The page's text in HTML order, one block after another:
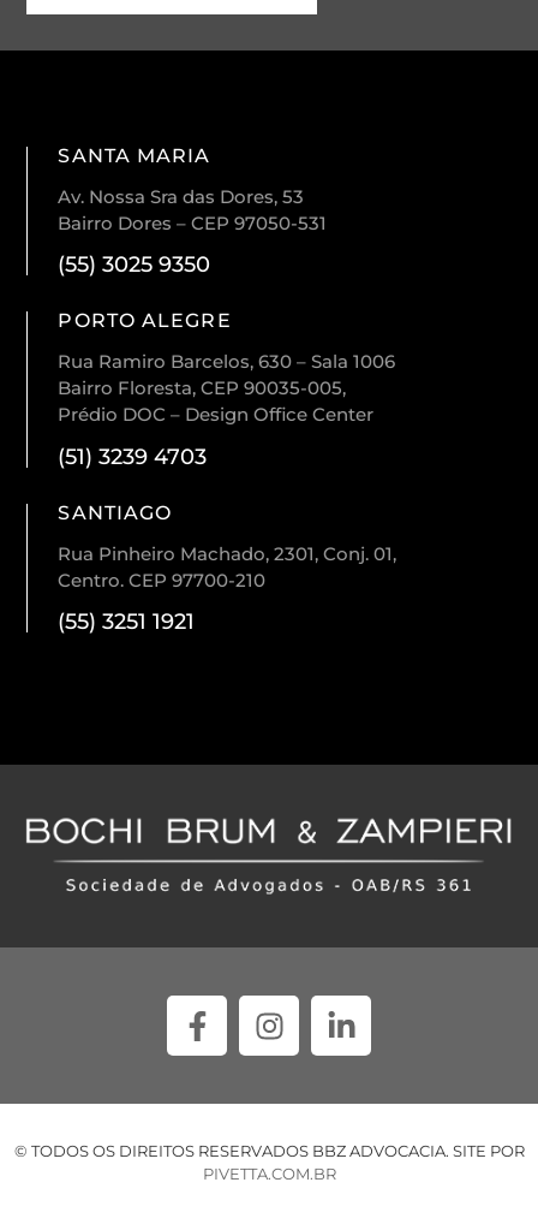
SANTA MARIA
Av. Nossa Sra das Dores, 53
Bairro Dores – CEP 97050-531
(55) 3025 9350
PORTO ALEGRE
Rua Ramiro Barcelos, 630 – Sala 1006
Bairro Floresta, CEP 90035-005,
Prédio DOC – Design Office Center
(51) 3239 4703
SANTIAGO
Rua Pinheiro Machado, 2301, Conj. 01,
Centro. CEP 97700-210
(55) 3251 1921
© TODOS OS DIREITOS RESERVADOS BBZ ADVOCACIA. SITE POR
PIVETTA.COM.BR